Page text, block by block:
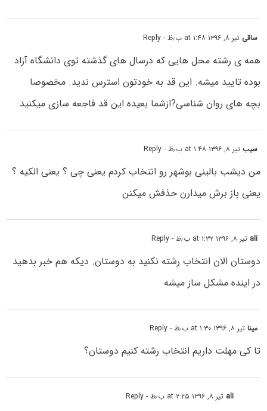
ساقی تیر ۸, ۱۳۹۶ at ۱:۴۸ ب٫ظ - Reply
همه ی رشته محل هایی که درسال های گذشته توی دانشگاه آزاد
بوده تایید میشه. این قد به خودتون استرس ندید. مخصوصا
بچه های روان شناسی?ازشما بعیده این قد فاجعه سازی میکنید
سیبتیر ۸, ۱۳۹۶ at ۱:۴۸ ب٫ظ - Reply
من دیشب بالینی بوشهر رو انتخاب کردم یعنی چی ؟ یعنی الکیه ؟
یعنی باز برش میدارن حذفش میکنن
ali تیر ۸, ۱۳۹۶ at ۱:۳۲ ب٫ظ - Reply
دوستان الان انتخاب رشته نکنید به دوستان. دیکه هم خبر بدهید
در اینده مشکل ساز میشه
میناتیر ۸, ۱۳۹۶ at ۱:۳۰ ب٫ظ - Reply
تا کی مهلت داریم انتخاب رشته کنیم دوستان؟
ali تیر ۸, ۱۳۹۶ at ۲:۲۵ ب٫ظ - Reply